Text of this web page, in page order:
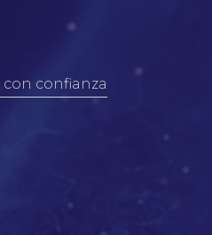
confianza